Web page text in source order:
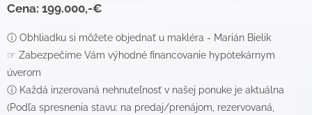
Cena: 199.000,-€
ⓘ Obhliadku si môžete objednať u makléra - Marián Bielik
☞ Zabezpečíme Vám výhodné financovanie hypotekárnym
úverom
ⓘ Každá inzerovaná nehnuteľnosť v našej ponuke je aktuálna
(Podľa spresnenia stavu: na predaj/prenájom, rezervovaná,